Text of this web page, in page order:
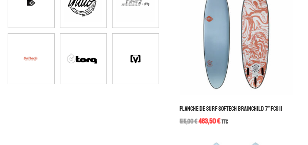
PLANCHE DE SURF SOFTECH BRAINCHILD 7″ FCS II
515,00€463,50€TTC